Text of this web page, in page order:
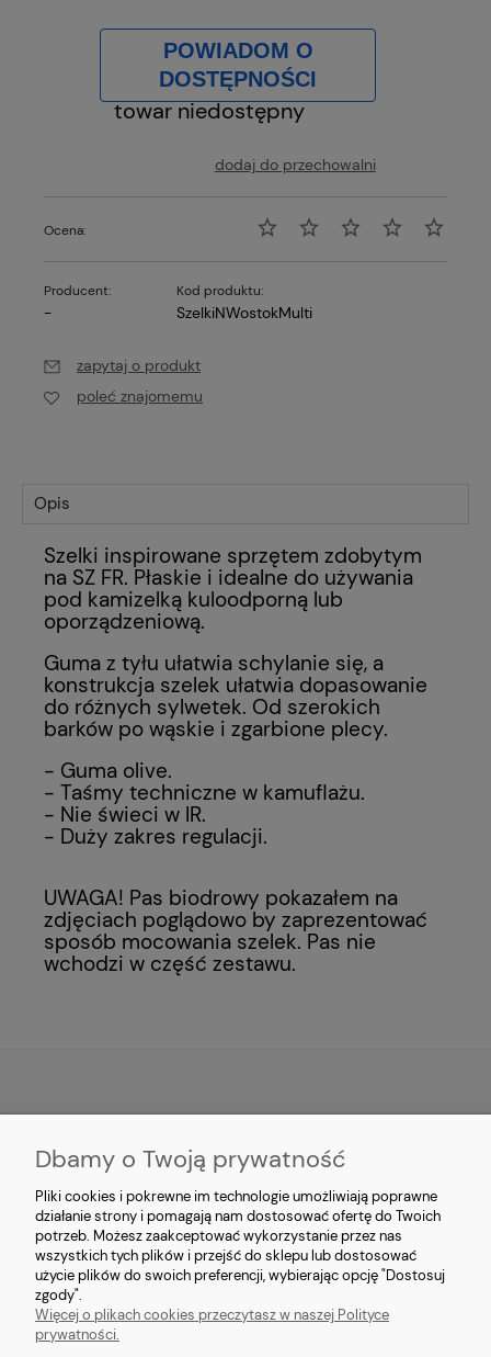
POWIADOM O
DOSTĘPNOŚCI
towar niedostępny
dodaj do przechowalni
Ocena:
Producent:
-
Kod produktu:
SzelkiNWostokMulti
zapytaj o produkt
poleć znajomemu
Opis
Szelki inspirowane sprzętem zdobytym
na SZ FR. Płaskie i idealne do używania
pod kamizelką kuloodporną lub
oporządzeniową.
Guma z tyłu ułatwia schylanie się, a
konstrukcja szelek ułatwia dopasowanie
do różnych sylwetek. Od szerokich
barków po wąskie i zgarbione plecy.
- Guma olive.
- Taśmy techniczne w kamuflażu.
- Nie świeci w IR.
- Duży zakres regulacji.
UWAGA! Pas biodrowy pokazałem na
zdjęciach poglądowo by zaprezentować
sposób mocowania szelek. Pas nie
wchodzi w część zestawu.
PŁATNOŚCI I DOSTAWA
INFORMACJE
O NAS
Dbamy o Twoją prywatność
Pliki cookies i pokrewne im technologie umożliwiają poprawne
działanie strony i pomagają nam dostosować ofertę do Twoich
potrzeb. Możesz zaakceptować wykorzystanie przez nas
wszystkich tych plików i przejść do sklepu lub dostosować
użycie plików do swoich preferencji, wybierając opcję "Dostosuj
zgody".
Więcej o plikach cookies przeczytasz w naszej Polityce
prywatności.